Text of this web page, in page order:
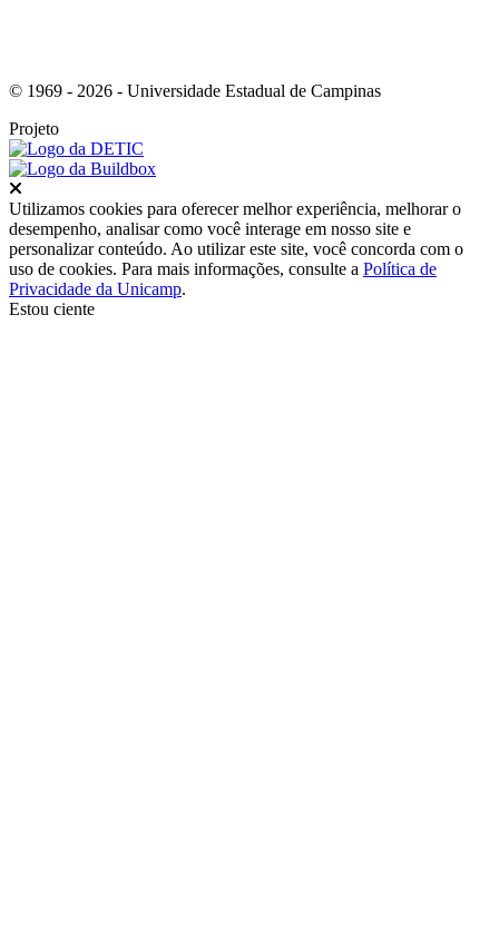
© 1969 - 2026 - Universidade Estadual de Campinas
Projeto
Utilizamos cookies para oferecer melhor experiência, melhorar o
desempenho, analisar como você interage em nosso site e
personalizar conteúdo. Ao utilizar este site, você concorda com o
uso de cookies. Para mais informações, consulte a Política de
Privacidade da Unicamp.
Estou ciente